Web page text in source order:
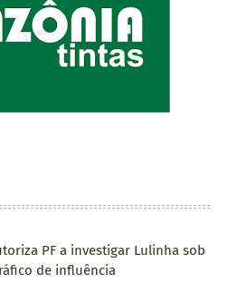
PF a investigar Lulinha sob
de influência